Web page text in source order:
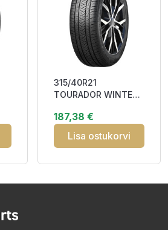
315/40R21
TOURADOR WINTER
Studless DCB73
3PMSF
187,38 €
Lisa ostukorvi